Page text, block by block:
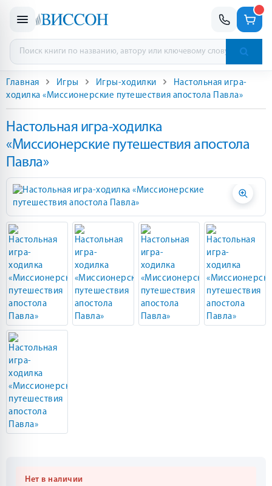
Главная Игры Игры-ходилки
Настольная игра-
ходилка «Миссионерские путешествия апостола Павла»
Настольная игра-ходилка
«Миссионерские путешествия апостола
Павла»
Нет в наличии